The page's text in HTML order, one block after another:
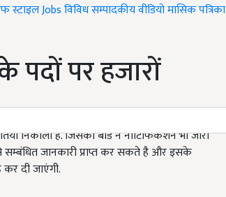
स्टाइलJobsविविधसम्पादकीयवीडियोमासिक पत्रिका
पदों पर हजारों
निकाली है. जिसका बोर्ड ने नोटिफिकेशन भी जारी
जानकारी प्राप्त कर सकते है और इसके
दी जाएंगी.